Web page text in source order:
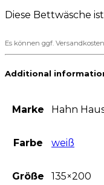
Diese Bettwäsche
Es können ggf.
Additional
Marke Hahn
Farbe weiß
Größe 135×200